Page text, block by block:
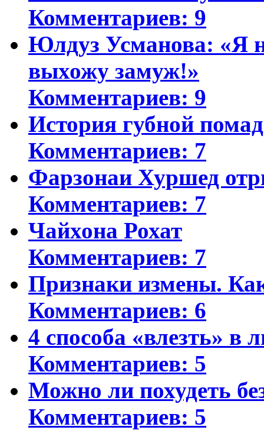
Комментариев: 9
Юлдуз Усманова: «Я
выхожу замуж!»
Комментариев: 9
История губной
Комментариев: 7
Фарзонаи Хуршед
Комментариев: 7
Чайхона Рохат
Комментариев: 7
Признаки измены.
Комментариев: 6
4 способа «влезть» в
Комментариев: 5
Можно ли похудеть
Комментариев: 5